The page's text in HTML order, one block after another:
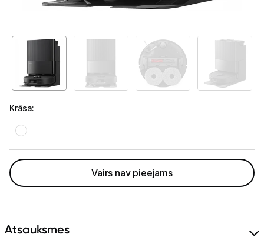
Iebūvējamā tehnika
Mazā tehnika
Auto ledusskapji
Putekļu sūcēji
Tīrīšanas iekārtas
Gludekļi
Krāsa:
Vairs nav pieejams
Atsauksmes